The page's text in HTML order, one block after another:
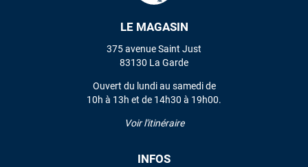
LE MAGASIN
375 avenue Saint Just
83130 La Garde
Ouvert du lundi au samedi de
10h à 13h et de 14h30 à 19h00.
Voir l'itinéraire
INFOS
VOIR TOUS LES AVIS
LAISSER UN AVIS